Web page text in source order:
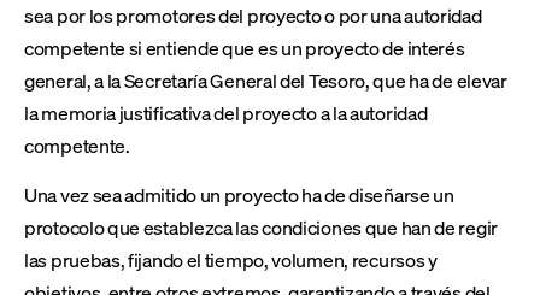
sea por los promotores del proyecto o por una autoridad
competente si entiende que es un proyecto de interés
general, a la Secretaría General del Tesoro, que ha de elevar
la memoria justificativa del proyecto a la autoridad
competente.
Una vez sea admitido un proyecto ha de diseñarse un
protocolo que establezca las condiciones que han de regir
las pruebas, fijando el tiempo, volumen, recursos y